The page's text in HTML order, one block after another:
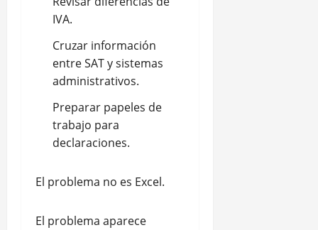
IVA.
Cruzar información
entre SAT y sistemas
administrativos.
Preparar papeles de
trabajo para
declaraciones.
El problema no es Excel.
El problema aparece